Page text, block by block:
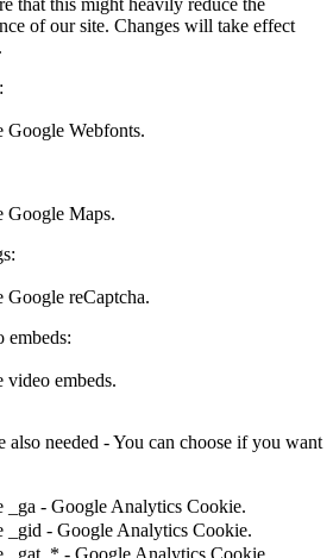
of our site. Changes will take effect
Google Webfonts.
Google Maps.
Google reCaptcha.
embeds:
video embeds.
needed - You can choose if you want
_ga - Google Analytics Cookie.
_gid - Google Analytics Cookie.
_gat_* - Google Analytics Cookie.